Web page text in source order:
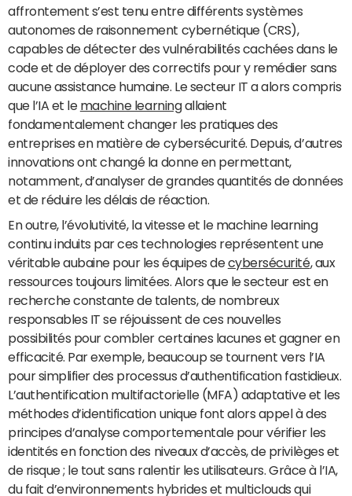
affrontement s’est tenu entre différents systèmes
autonomes de raisonnement cybernétique (CRS),
capables de détecter des vulnérabilités cachées dans le
code et de déployer des correctifs pour y remédier sans
aucune assistance humaine. Le secteur IT a alors compris
que l’IA et le machine learningallaient
fondamentalement changer les pratiques des
entreprises en matière de cybersécurité. Depuis, d’autres
innovations ont changé la donne en permettant,
notamment, d’analyser de grandes quantités de données
et de réduire les délais de réaction.
En outre, l’évolutivité, la vitesse et le machine learning
continu induits par ces technologies représentent une
véritable aubaine pour les équipes decybersécurité, aux
ressources toujours limitées. Alors que le secteur est en
recherche constante de talents, de nombreux
responsables IT se réjouissent de ces nouvelles
possibilités pour combler certaines lacunes et gagner en
efficacité. Par exemple, beaucoup se tournent vers l’IA
pour simplifier des processus d’authentification fastidieux.
L’authentification multifactorielle (MFA) adaptative et les
méthodes d’identification unique font alors appel à des
principes d’analyse comportementale pour vérifier les
identités en fonction des niveaux d’accès, de privilèges et
de risque ; le tout sans ralentir les utilisateurs. Grâce à l’IA,
du fait d’environnements hybrides et multiclouds qui